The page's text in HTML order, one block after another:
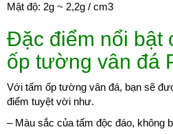
Mật độ: 2g ~ 2,2g / cm3
Đặc điểm nổi bật
ốp tường vân đá
Với tấm ốp tường vân đá, bạn sẽ
điểm tuyệt vời như.
– Màu sắc của tấm độc đáo, không